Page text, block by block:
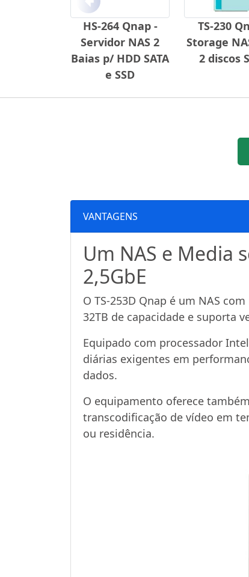
HS-264 Qnap -
Servidor NAS 2
Baias p/ HDD SATA
e SSD
TS-230
Storage
2 discos
Anterior
VANTAGENS
Um NAS e Media
2,5GbE
O TS-253D Qnap é um NAS
32TB de capacidade e suporta
Equipado com processador
diárias exigentes em
dados.
O equipamento oferece
transcodificação de vídeo em
ou residência.